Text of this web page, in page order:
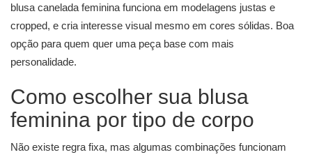
blusa canelada feminina funciona em modelagens justas e
cropped, e cria interesse visual mesmo em cores sólidas. Boa
opção para quem quer uma peça base com mais
personalidade.
Como escolher sua blusa
feminina por tipo de corpo
Não existe regra fixa, mas algumas combinações funcionam